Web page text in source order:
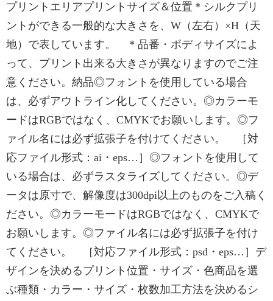
プリントエリアプリントサイズ＆位置＊シルクプリ
ントができる一般的な大きさを、W（左右）×H（天
地）で表しています。 ＊品番・ボディサイズによ
って、プリント出来る大きさが異なりますのでご注
意ください。納品◎フォントを使用している場合
は、必ずアウトライン化してください。◎カラーモ
ードはRGBではなく、CMYKでお願いします。◎フ
ァイル名には必ず拡張子を付けてください。 ［対
応ファイル形式：ai・eps…］◎フォントを使用して
いる場合は、必ずラスタライズしてください。◎デ
ータは原寸で、解像度は300dpi以上のものをご入稿く
ださい。◎カラーモードはRGBではなく、CMYKで
お願いします。◎ファイル名には必ず拡張子を付け
てください。 ［対応ファイル形式：psd・eps…］デ
ザインを決めるプリント位置・サイズ・色商品を選
ぶ種類・カラー・サイズ・枚数加工方法を決めるシ